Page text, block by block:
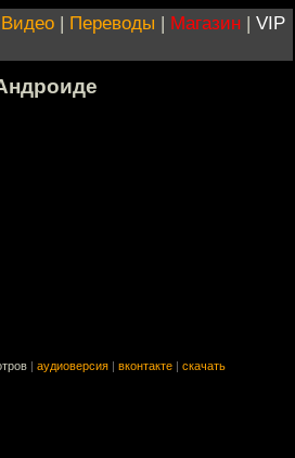
Видео | Переводы | Магазин | VIP
аудиоверсия вконтакте скачать